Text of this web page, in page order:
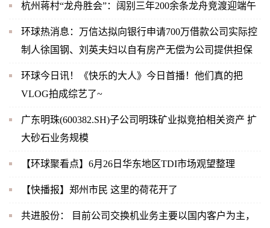
杭州蒋村“龙舟胜会”：阔别三年200余条龙舟竞渡迎端午
环球热消息：万信达拟向银行申请700万借款公司实际控
制人徐国钢、刘英夫妇以自有房产无偿为公司提供担保
环球今日讯！《快乐的大人》今日首播！他们真的把
VLOG拍成综艺了~
广东明珠(600382.SH)子公司明珠矿业拟竞拍相关资产 扩
大砂石业务规模
【环球聚看点】6月26日华东地区TDI市场观望整理
【快播报】郑州市民 这里的荷花开了
共进股份： 目前公司交换机业务主要以国内客户为主，